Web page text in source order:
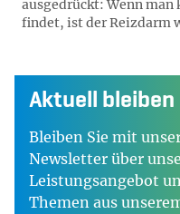
ausgedrückt: Wenn man
findet, ist der Reizdarm
Aktuell bleiben
Bleiben Sie mit
Newsletter über
Leistungsangebot
Themen aus